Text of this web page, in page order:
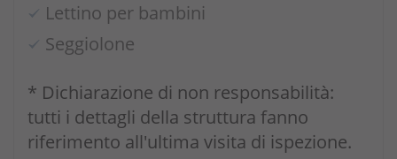
Lettino per bambini
Seggiolone
* Dichiarazione di non responsabilità:
tutti i dettagli della struttura fanno
riferimento all'ultima visita di ispezione.